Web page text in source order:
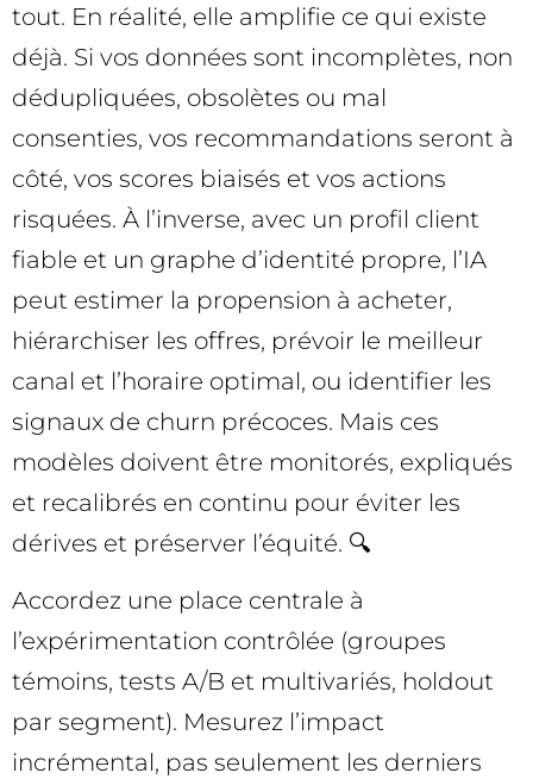
tout. En réalité, elle amplifie ce qui existe
déjà. Si vos données sont incomplètes, non
dédupliquées, obsolètes ou mal
consenties, vos recommandations seront à
côté, vos scores biaisés et vos actions
risquées. À l’inverse, avec un profil client
fiable et un graphe d’identité propre, l’IA
peut estimer la propension à acheter,
hiérarchiser les offres, prévoir le meilleur
canal et l’horaire optimal, ou identifier les
signaux de churn précoces. Mais ces
modèles doivent être monitorés, expliqués
et recalibrés en continu pour éviter les
dérives et préserver l’équité. 🔍
Accordez une place centrale à
l’expérimentation contrôlée (groupes
témoins, tests A/B et multivariés, holdout
par segment). Mesurez l’impact
incrémental, pas seulement les derniers